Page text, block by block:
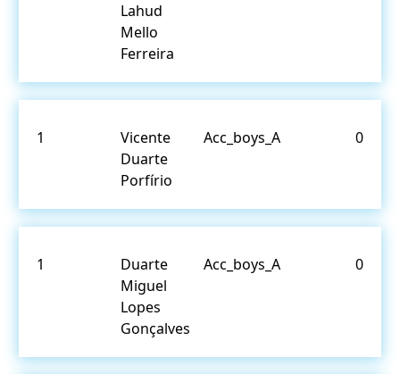
Lahud
Mello
Ferreira
1
Vicente
Duarte
Porfírio
Acc_boys_A 0
1
Duarte
Miguel
Lopes
Gonçalves
Acc_boys_A 0